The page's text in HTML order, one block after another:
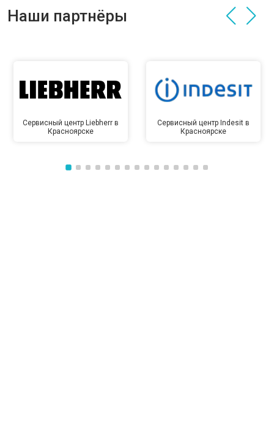
Наши партнёры
Сервисный центр Liebherr в
Красноярске
Сервисный центр Indesit в
Красноярске